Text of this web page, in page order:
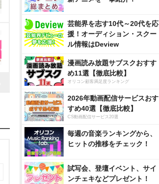
芸能界を志す10代～20代を応
援！オーディション・スクー
ル情報はDeview
漫画読み放題サブスクおすす
め11選【徹底比較】
オリコン顧客満足度ランキング
2026年動画配信サービスおす
すめ40選【徹底比較】
CS動画配信サービス20選
毎週の音楽ランキングから、
ヒットの推移をチェック！
試写会、登壇イベント、サイ
ンチェキなどプレゼント！